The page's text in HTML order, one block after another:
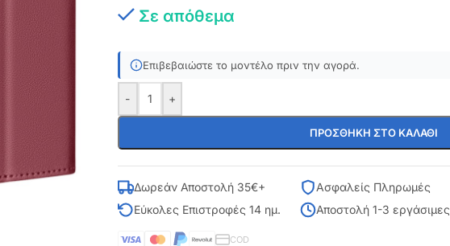
Σε απόθεμα
Επιβεβαιώστε το μοντέλο πριν την αγορά.
- +
ΠΡΟΣΘΉΚΗ ΣΤΟ ΚΑΛΆΘΙ
Δωρεάν Αποστολή 35€+
Ασφαλείς Πληρωμές
Εύκολες Επιστροφές 14 ημ.
Αποστολή 1-3 εργάσιμες
COD